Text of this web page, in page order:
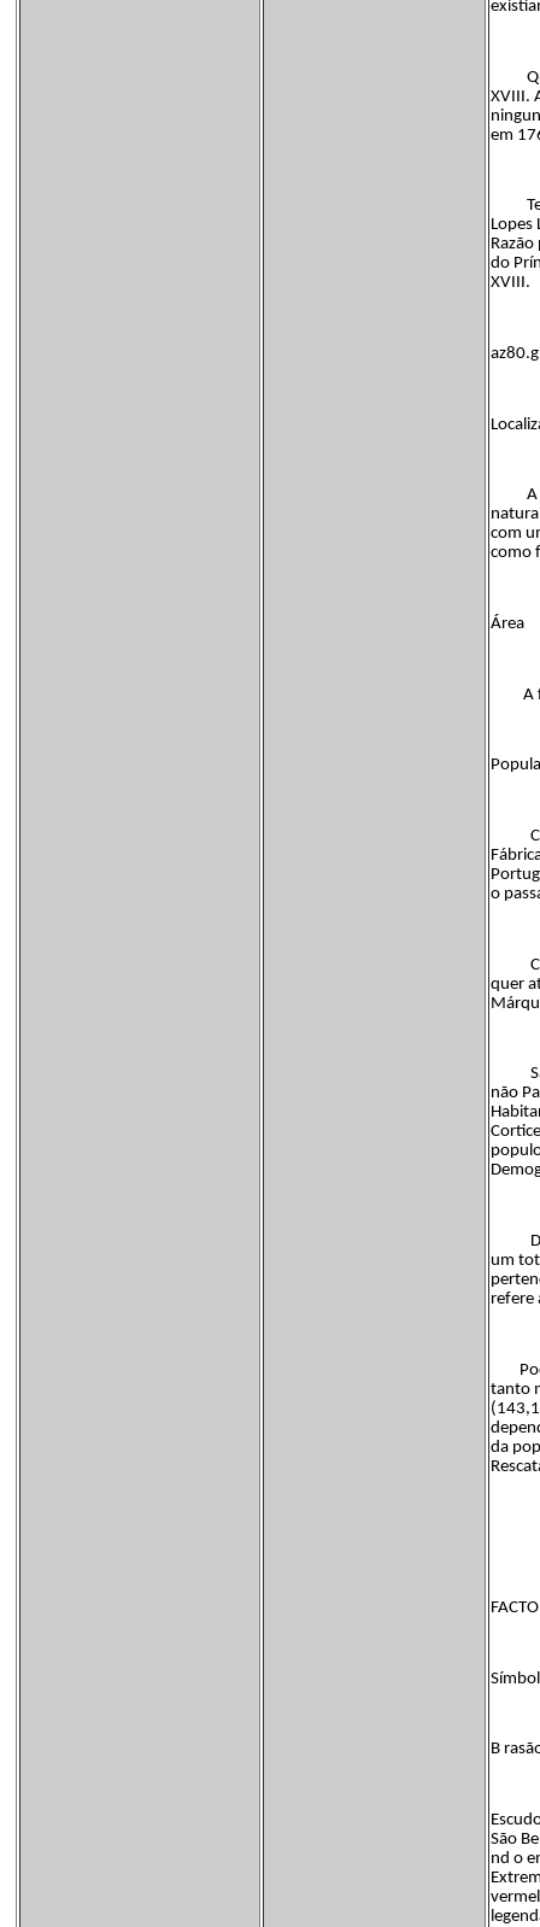
XVIII.
em
Tera
Lopes
do
XVIII.
A
com
como
Área
A
o
quer
não
De
um
refere
tanto
da
B
São
nd o